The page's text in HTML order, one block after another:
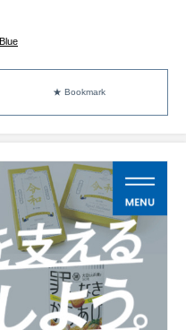
★ Bookmark